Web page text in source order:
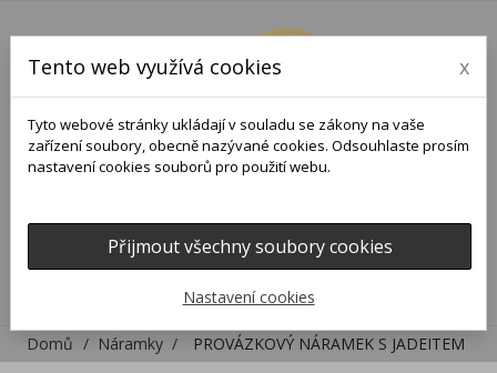
Domů Náramky PROVÁZKOVÝ NÁRAMEK S JADEITEM
Tento web využívá cookies x
Tyto webové stránky ukládají v souladu se zákony na vaše
zařízení soubory, obecně nazývané cookies. Odsouhlaste prosím
nastavení cookies souborů pro použití webu.
Přijmout všechny soubory cookies
Nastavení cookies